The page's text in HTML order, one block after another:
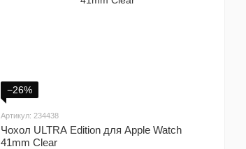
−26%
Артикул: 234438
Чохол ULTRA Edition для Apple Watch
41mm Clear